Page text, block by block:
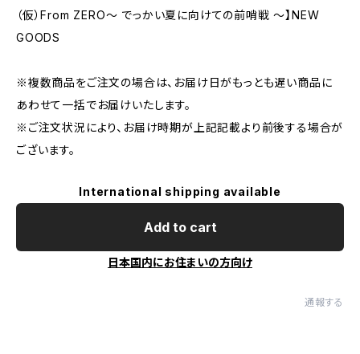
（仮）From ZERO〜 でっかい夏に向けての前哨戦 〜】NEW
GOODS
※複数商品をご注文の場合は、お届け日がもっとも遅い商品に
あわせて一括でお届けいたします。
※ご注文状況により、お届け時期が上記記載より前後する場合が
ございます。
International shipping available
Add to cart
日本国内にお住まいの方向け
通報する